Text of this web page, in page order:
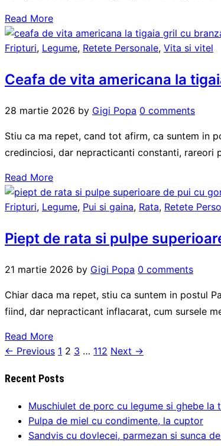
Read More
Fripturi, Legume, Retete Personale, Vita si vitel
Ceafa de vita americana la
28 martie 2026 by Gigi Popa 0 comments
Stiu ca ma repet, cand tot afirm, ca suntem in
credinciosi, dar nepracticanti constanti,
Read More
Fripturi, Legume, Pui si gaina, Rata, Retete
Piept de rata si pulpe
21 martie 2026 by Gigi Popa 0 comments
Chiar daca ma repet, stiu ca suntem in postul
fiind, dar nepracticant inflacarat, cum sursele
Read More
Paginație
articole
← Previous 1 2 3 … 112 Next →
Recent Posts
Muschiulet de porc cu legume si ghebe la
Pulpa de miel cu condimente, la cuptor
Sandvis cu dovlecei, parmezan si sunca